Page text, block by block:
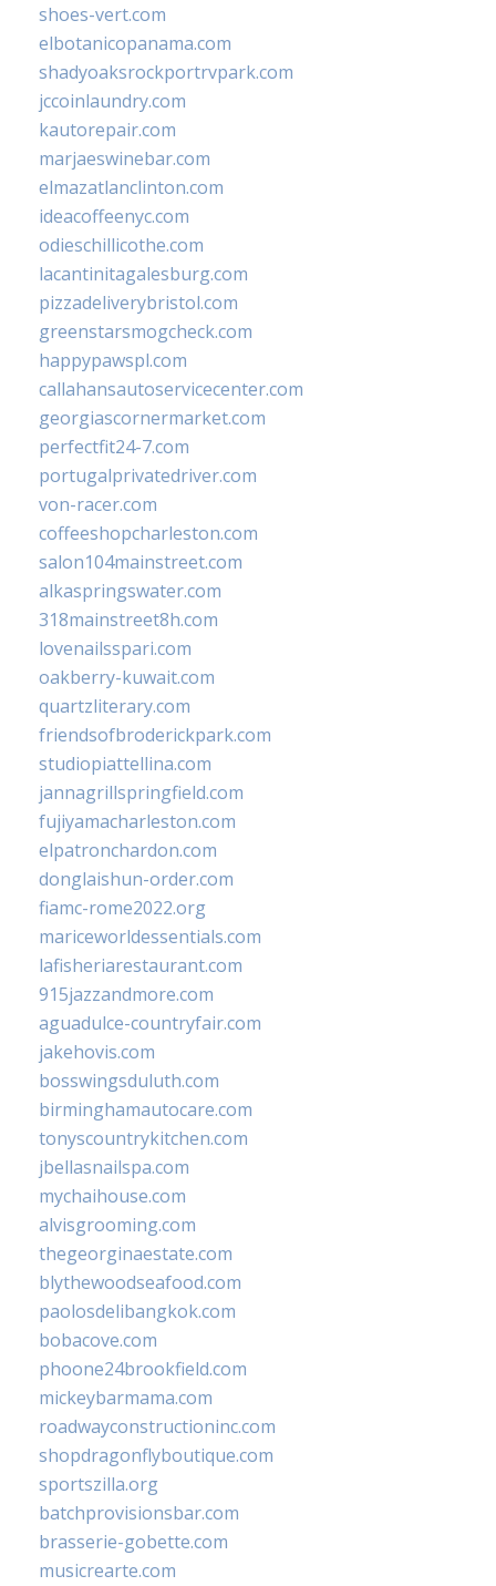
shoes-vert.com
elbotanicopanama.com
shadyoaksrockportrvpark.com
jccoinlaundry.com
kautorepair.com
marjaeswinebar.com
elmazatlanclinton.com
ideacoffeenyc.com
odieschillicothe.com
lacantinitagalesburg.com
pizzadeliverybristol.com
greenstarsmogcheck.com
happypawspl.com
callahansautoservicecenter.com
georgiascornermarket.com
perfectfit24-7.com
portugalprivatedriver.com
von-racer.com
coffeeshopcharleston.com
salon104mainstreet.com
alkaspringswater.com
318mainstreet8h.com
lovenailsspari.com
oakberry-kuwait.com
quartzliterary.com
friendsofbroderickpark.com
studiopiattellina.com
jannagrillspringfield.com
fujiyamacharleston.com
elpatronchardon.com
donglaishun-order.com
fiamc-rome2022.org
mariceworldessentials.com
lafisheriarestaurant.com
915jazzandmore.com
aguadulce-countryfair.com
jakehovis.com
bosswingsduluth.com
birminghamautocare.com
tonyscountrykitchen.com
jbellasnailspa.com
mychaihouse.com
alvisgrooming.com
thegeorginaestate.com
blythewoodseafood.com
paolosdelibangkok.com
bobacove.com
phoone24brookfield.com
mickeybarmama.com
roadwayconstructioninc.com
shopdragonflyboutique.com
sportszilla.org
batchprovisionsbar.com
brasserie-gobette.com
musicrearte.com